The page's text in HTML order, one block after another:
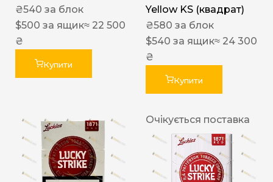
₴540 за блок
$500 за ящик≈ 22 500
₴
Купити
Yellow KS (квадрат)
₴580 за блок
$540 за ящик≈ 24 300
₴
Купити
Очікується поставка